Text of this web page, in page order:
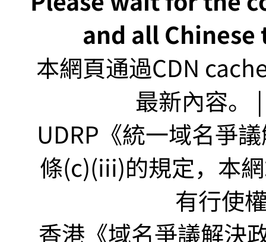
and all
本網頁通過CDN
最新內容。
UDRP《統一域名爭
條(c)(iii)的規定，本
有行使
香港《域名爭議解決